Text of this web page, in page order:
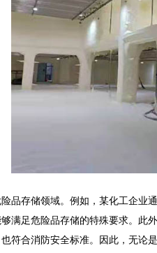
品存储领域。例如，某化工企
满足危险品存储的特殊要求。此
符合消防安全标准。因此，无